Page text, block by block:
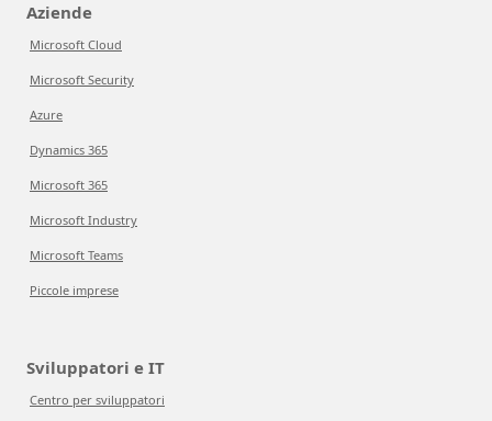
Aziende
Microsoft Cloud
Microsoft Security
Azure
Dynamics 365
Microsoft 365
Microsoft Industry
Microsoft Teams
Piccole imprese
Sviluppatori e IT
Centro per sviluppatori